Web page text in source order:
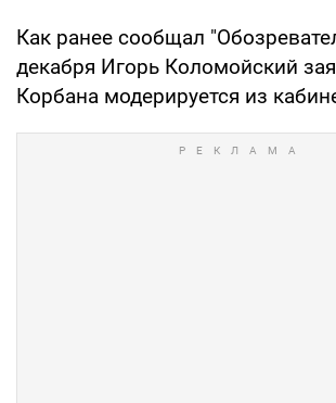
Как ранее сообщал
декабря Игорь Коломойский
Корбана модерируется из